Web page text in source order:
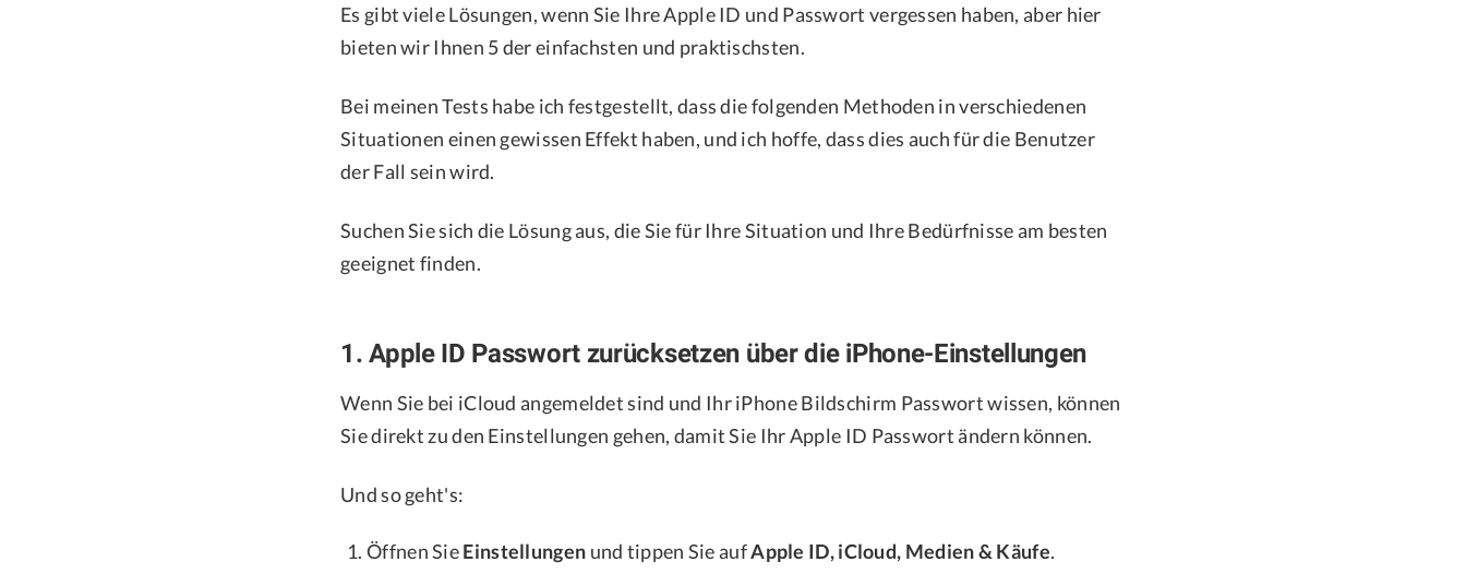
Es gibt viele Lösungen, wenn Sie Ihre Apple ID und Passwort vergessen haben, aber hier
bieten wir Ihnen 5 der einfachsten und praktischsten.
Bei meinen Tests habe ich festgestellt, dass die folgenden Methoden in verschiedenen
Situationen einen gewissen Effekt haben, und ich hoffe, dass dies auch für die Benutzer
der Fall sein wird.
Suchen Sie sich die Lösung aus, die Sie für Ihre Situation und Ihre Bedürfnisse am besten
geeignet finden.
1. Apple ID Passwort zurücksetzen über die iPhone-Einstellungen
Wenn Sie bei iCloud angemeldet sind und Ihr iPhone Bildschirm Passwort wissen, können
Sie direkt zu den Einstellungen gehen, damit Sie Ihr Apple ID Passwort ändern können.
Und so geht's:
Öffnen SieEinstellungen und tippen Sie aufApple ID, iCloud, Medien & Käufe.